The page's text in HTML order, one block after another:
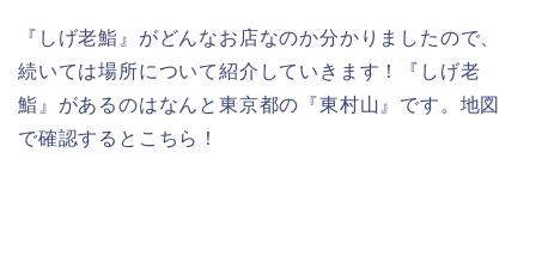
『しげ老鮨』がどんなお店なのか分かりましたので、
続いては場所について紹介していきます！『しげ老
鮨』があるのはなんと東京都の『東村山』です。地図
で確認するとこちら！